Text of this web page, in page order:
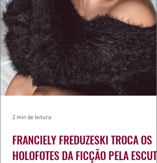
FRANCIELY FREDUZESKI TROCA OS
HOLOFOTES DA FICÇÃO PELA ESCUTA
2 min de leitura